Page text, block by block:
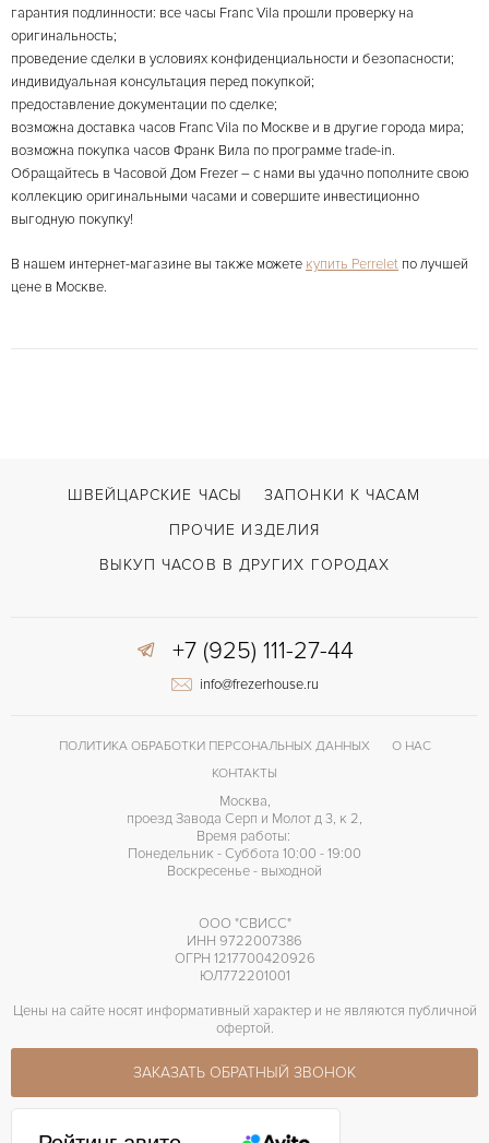
гарантия подлинности: все часы Franc Vila прошли проверку на
оригинальность;
проведение сделки в условиях конфиденциальности и безопасности;
индивидуальная консультация перед покупкой;
предоставление документации по сделке;
возможна доставка часов Franc Vila по Москве и в другие города мира;
возможна покупка часов Франк Вила по программе trade-in.
Обращайтесь в Часовой Дом Frezer – с нами вы удачно пополните свою
коллекцию оригинальными часами и совершите инвестиционно
выгодную покупку!
В нашем интернет-магазине вы также можете купить Perrelet по лучшей
цене в Москве.
ШВЕЙЦАРСКИЕ ЧАСЫ
ЗАПОНКИ К ЧАСАМ
ПРОЧИЕ ИЗДЕЛИЯ
ВЫКУП ЧАСОВ В ДРУГИХ ГОРОДАХ
+7 (925) 111-27-44
info@frezerhouse.ru
ПОЛИТИКА ОБРАБОТКИ ПЕРСОНАЛЬНЫХ ДАННЫХ
О НАС
КОНТАКТЫ
Москва,
проезд Завода Серп и Молот д 3, к 2,
Время работы:
Понедельник - Суббота 10:00 - 19:00
Воскресенье - выходной
ООО "СВИСС"
ИНН 9722007386
ОГРН 1217700420926
ЮЛ772201001
Цены на сайте носят информативный характер и не являются публичной
офертой.
ЗАКАЗАТЬ ОБРАТНЫЙ ЗВОНОК